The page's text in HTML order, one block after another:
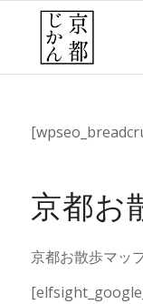
京都お
京都お散歩マッ